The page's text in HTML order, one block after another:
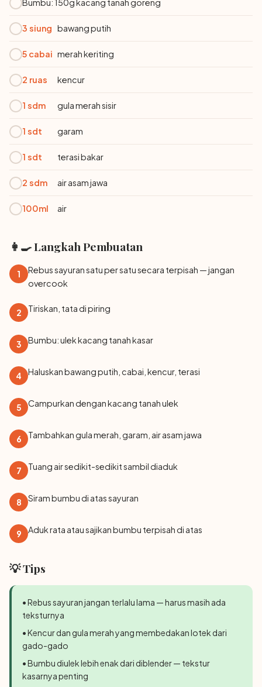
Bumbu: 150g kacang tanah goreng
3 siung bawang putih
5 cabai merah keriting
2 ruas kencur
1 sdm gula merah sisir
1 sdt garam
1 sdt terasi bakar
2 sdm air asam jawa
100ml air
👩‍🍳 Langkah Pembuatan
1
Rebus sayuran satu per satu secara terpisah — jangan
overcook
2 Tiriskan, tata di piring
3 Bumbu: ulek kacang tanah kasar
4 Haluskan bawang putih, cabai, kencur, terasi
5 Campurkan dengan kacang tanah ulek
6 Tambahkan gula merah, garam, air asam jawa
7 Tuang air sedikit-sedikit sambil diaduk
8 Siram bumbu di atas sayuran
9 Aduk rata atau sajikan bumbu terpisah di atas
💡 Tips
• Rebus sayuran jangan terlalu lama — harus masih ada
teksturnya
• Kencur dan gula merah yang membedakan lotek dari
gado-gado
• Bumbu diulek lebih enak dari diblender — tekstur
kasarnya penting